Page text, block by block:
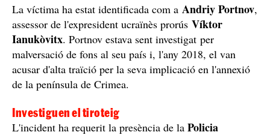
La víctima ha estat identificada com a Andriy Portnov,
assessor de l'expresident ucraïnès prorús Víktor
Ianukòvitx. Portnov estava sent investigat per
malversació de fons al seu país i, l'any 2018, el van
acusar d'alta traïció per la seva implicació en l'annexió
de la península de Crimea.